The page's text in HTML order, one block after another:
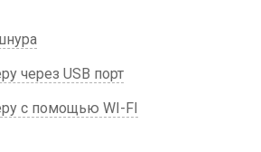
через USB порт
с помощью WI-FI